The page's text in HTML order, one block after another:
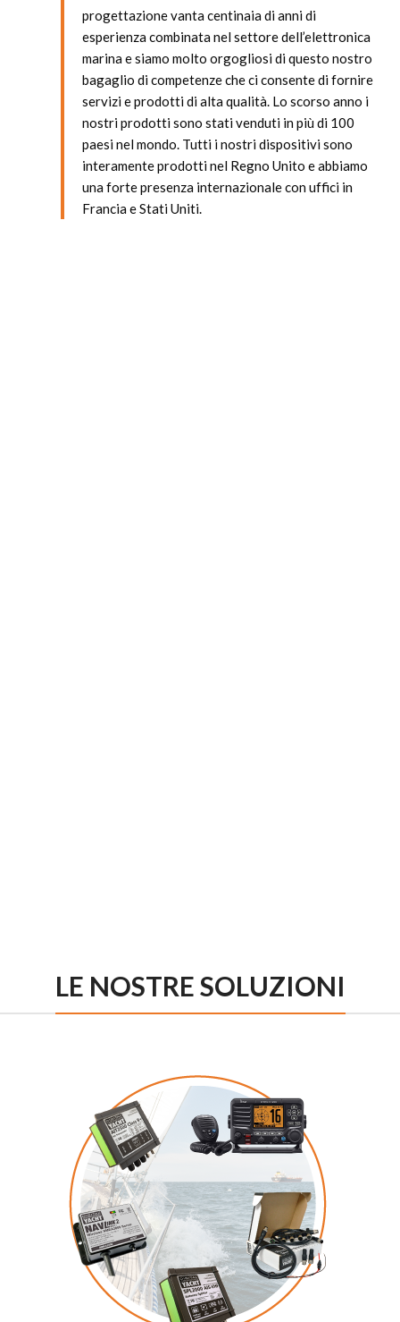
progettazione vanta centinaia di anni di
esperienza combinata nel settore dell’elettronica
marina e siamo molto orgogliosi di questo nostro
bagaglio di competenze che ci consente di fornire
servizi e prodotti di alta qualità. Lo scorso anno i
nostri prodotti sono stati venduti in più di 100
paesi nel mondo. Tutti i nostri dispositivi sono
interamente prodotti nel Regno Unito e abbiamo
una forte presenza internazionale con uffici in
Francia e Stati Uniti.
LE NOSTRE SOLUZIONI